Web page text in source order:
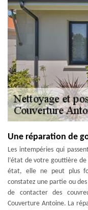
Une réparation de
Les intempéries qui
l’état de votre gouttière
état, elle ne peut plus
constatez une partie ou
de contacter des
Couverture Antoine. La